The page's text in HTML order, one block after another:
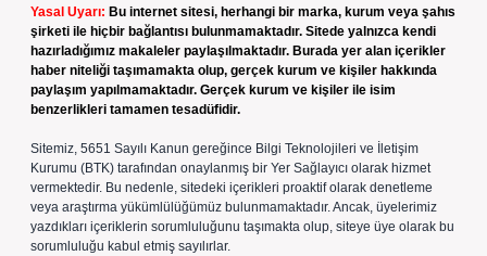
Yasal Uyarı: Bu internet sitesi, herhangi bir marka, kurum veya şahıs
şirketi ile hiçbir bağlantısı bulunmamaktadır. Sitede yalnızca kendi
hazırladığımız makaleler paylaşılmaktadır. Burada yer alan içerikler
haber niteliği taşımamakta olup, gerçek kurum ve kişiler hakkında
paylaşım yapılmamaktadır. Gerçek kurum ve kişiler ile isim
benzerlikleri tamamen tesadüfidir.
Sitemiz, 5651 Sayılı Kanun gereğince Bilgi Teknolojileri ve İletişim
Kurumu (BTK) tarafından onaylanmış bir Yer Sağlayıcı olarak hizmet
vermektedir. Bu nedenle, sitedeki içerikleri proaktif olarak denetleme
veya araştırma yükümlülüğümüz bulunmamaktadır. Ancak, üyelerimiz
yazdıkları içeriklerin sorumluluğunu taşımakta olup, siteye üye olarak bu
sorumluluğu kabul etmiş sayılırlar.